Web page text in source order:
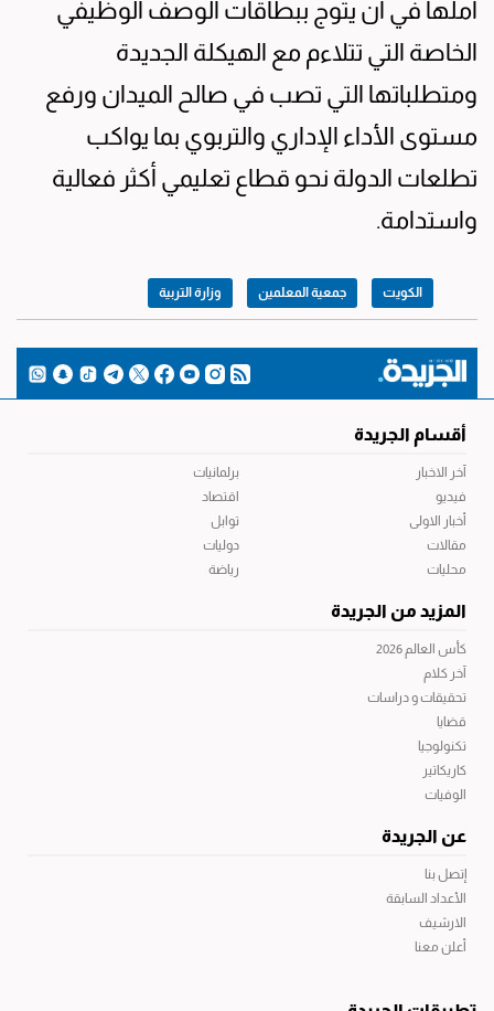
أملها في أن يتوج ببطاقات الوصف الوظيفي
الخاصة التي تتلاءم مع الهيكلة الجديدة
ومتطلباتها التي تصب في صالح الميدان ورفع
مستوى الأداء الإداري والتربوي بما يواكب
تطلعات الدولة نحو قطاع تعليمي أكثر فعالية
واستدامة.
الكويت جمعية المعلمين وزارة التربية
أقسام الجريدة
آخر الاخبار
فيديو
أخبار الاولى
مقالات
محليات
برلمانيات
اقتصاد
توابل
دوليات
رياضة
المزيد من الجريدة
كأس العالم 2026
آخر كلام
تحقيقات و دراسات
قضايا
تكنولوجيا
كاريكاتير
الوفيات
عن الجريدة
إتصل بنا
الأعداد السابقة
الارشيف
أعلن معنا